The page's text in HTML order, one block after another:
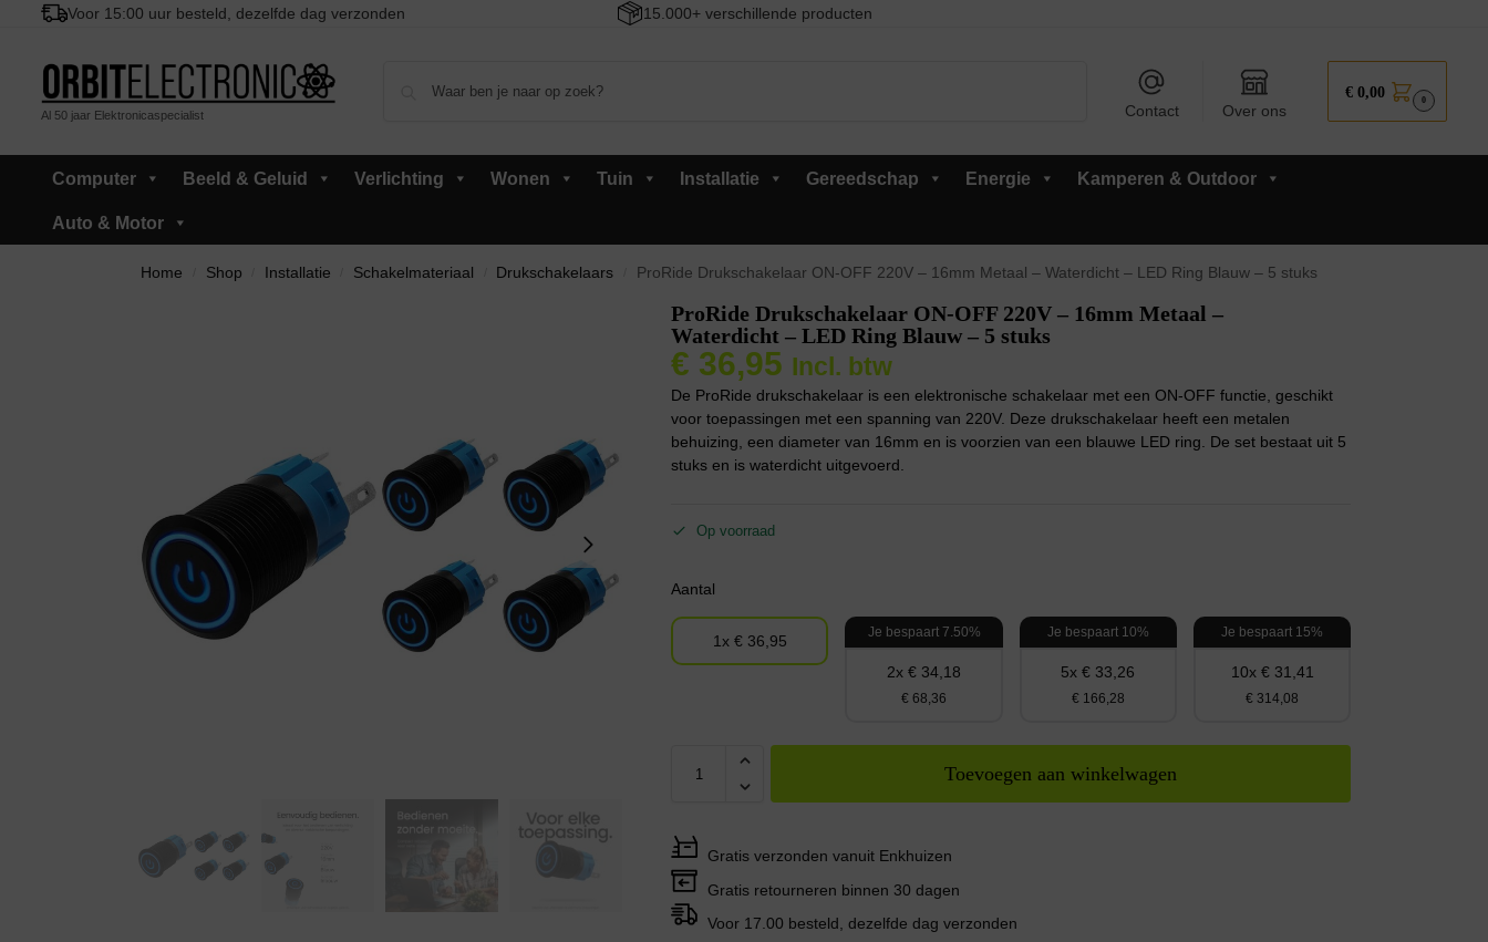
Voor 15:00 uur besteld, dezelfde dag verzonden 15.000+ verschillende producten
Al 50 jaar Elektronicaspecialist Contact Over ons
€ 0,00 0
Computer Beeld & Geluid Verlichting Wonen Tuin Installatie Gereedschap Energie Kamperen & Outdoor
Auto & Motor
Home Shop Installatie Schakelmateriaal Drukschakelaars ProRide Drukschakelaar ON-OFF 220V – 16mm Metaal – Waterdicht – LED Ring Blauw – 5 stuks
ProRide Drukschakelaar ON-OFF 220V – 16mm Metaal –
Waterdicht – LED Ring Blauw – 5 stuks
€ 36,95 Incl. btw
De ProRide drukschakelaar is een elektronische schakelaar met een ON-OFF functie, geschikt
voor toepassingen met een spanning van 220V. Deze drukschakelaar heeft een metalen
behuizing, een diameter van 16mm en is voorzien van een blauwe LED ring. De set bestaat uit 5
stuks en is waterdicht uitgevoerd.
Op voorraad
Aantal
1x € 36,95 Je bespaart 7.50%
2x € 34,18
€ 68,36
Je bespaart 10%
5x € 33,26
€ 166,28
Je bespaart 15%
10x € 31,41
€ 314,08
Toevoegen aan winkelwagen
Gratis verzonden vanuit Enkhuizen
Gratis retourneren binnen 30 dagen
Voor 17.00 besteld, dezelfde dag verzonden